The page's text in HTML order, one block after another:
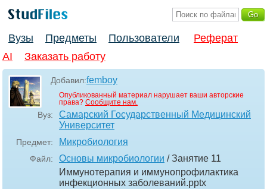
Вузы Предметы Пользователи
Реферат
AI
Заказать работу
Добавил:femboy
Опубликованный материал нарушает ваши авторские
права? Сообщите нам.
Вуз:
Самарский Государственный Медицинский
Университет
Предмет: Микробиология
Файл: Основы микробиологии / Занятие 11
Иммунотерапия и иммунопрофилактика
инфекционных заболеваний.pptx